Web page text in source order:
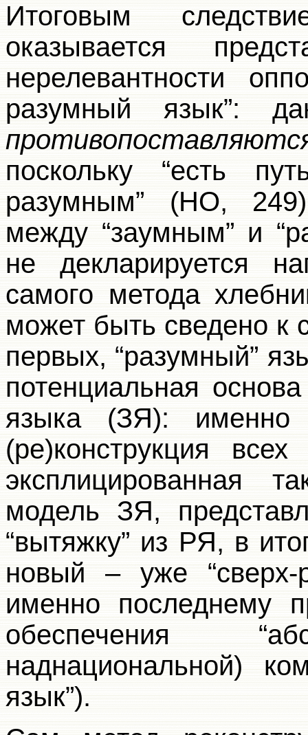
Итоговым
оказывается
нерелевантности
разумный язык”:
поскольку “есть
разумным” (НО,
между “заумным” и
не декларируется
самого метода
может быть сведено
первых, “разумный”
потенциальная
языка (ЗЯ): именно
(ре)конструкция
эксплицированная
модель ЗЯ,
“вытяжку” из РЯ, в
новый – уже
именно последнему
обеспечения
наднациональной)
язык”).